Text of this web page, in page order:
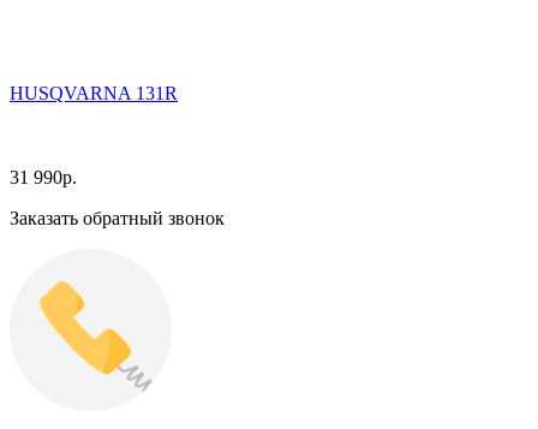
HUSQVARNA 131R
31 990р.
Заказать обратный звонок